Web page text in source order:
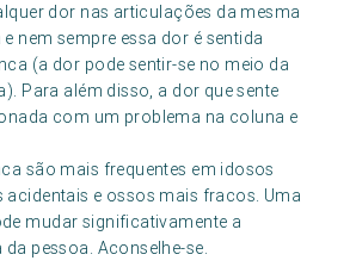
dor nas articulações da mesma
nem sempre essa dor é sentida
(a dor pode sentir-se no meio da
Para além disso, a dor que sente
com um problema na coluna e
são mais frequentes em idosos
acidentais e ossos mais fracos. Uma
mudar significativamente a
da pessoa. Aconselhe-se.